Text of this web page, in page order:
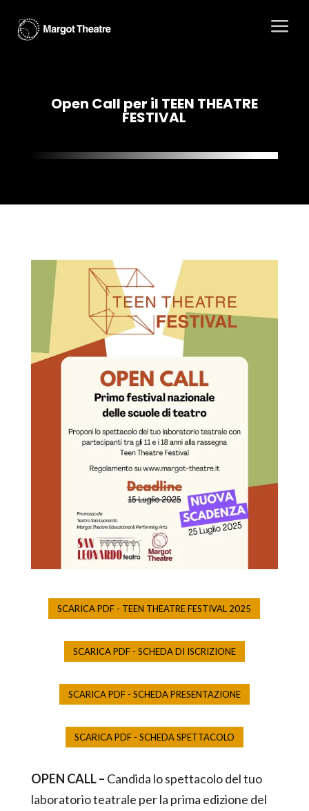
a
Open Call per il TEEN THEATRE
FESTIVAL
SCARICA PDF - TEEN THEATRE FESTIVAL 2025
SCARICA PDF - SCHEDA DI ISCRIZIONE
SCARICA PDF - SCHEDA PRESENTAZIONE
SCARICA PDF - SCHEDA SPETTACOLO
OPEN CALL – Candida lo spettacolo del tuo
laboratorio teatrale per la prima edizione del